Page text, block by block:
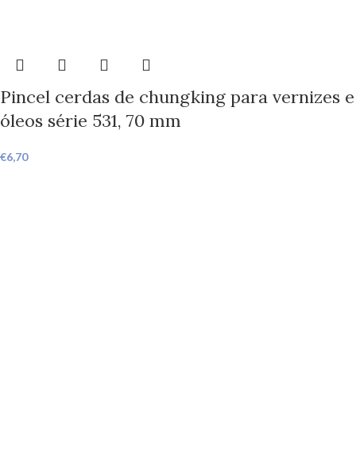
Pincel cerdas de chungking para vernizes e
óleos série 531, 70 mm
€6,70